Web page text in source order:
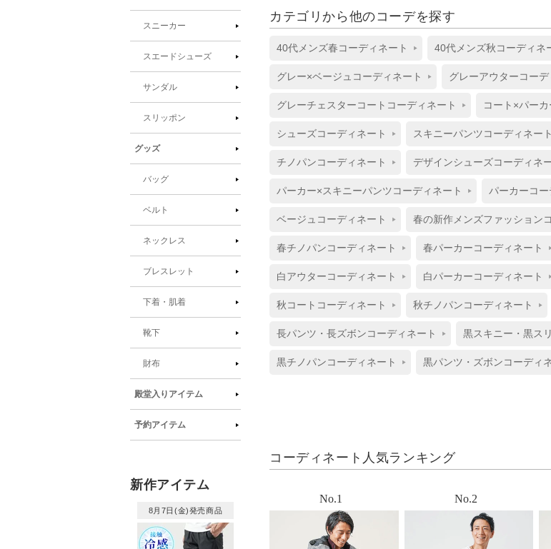
スニーカー
スエードシューズ
サンダル
スリッポン
グッズ
バッグ
ベルト
ネックレス
ブレスレット
下着・肌着
靴下
財布
殿堂入りアイテム
予約アイテム
新作アイテム
8月7日(金)発売商品
カテゴリから他のコーデを探す
40代メンズ春コーディネート 40代メンズ秋コーディネ
グレー×ベージュコーディネート グレーアウターコーデ
グレーチェスターコートコーディネート コート×パー
シューズコーディネート スキニーパンツコーディネート
チノパンコーディネート デザインシューズコーディネ
パーカー×スキニーパンツコーディネート パーカーコー
ベージュコーディネート 春の新作メンズファッション
春チノパンコーディネート 春パーカーコーディネート
白アウターコーディネート 白パーカーコーディネート
秋コートコーディネート 秋チノパンコーディネート
長パンツ・長ズボンコーディネート 黒スキニー・黒ス
黒チノパンコーディネート 黒パンツ・ズボンコーディ
コーディネート人気ランキング